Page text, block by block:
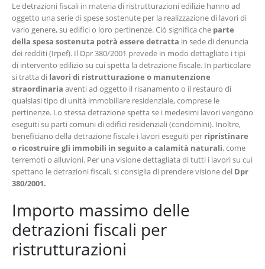
Le detrazioni fiscali in materia di ristrutturazioni edilizie hanno ad
oggetto una serie di spese sostenute per la realizzazione di lavori di
vario genere, su edifici o loro pertinenze. Ciò significa che parte
della spesa sostenuta potrà essere detratta in sede di denuncia
dei redditi (Irpef). Il Dpr 380/2001 prevede in modo dettagliato i tipi
di intervento edilizio su cui spetta la detrazione fiscale. In particolare
si tratta di lavori di ristrutturazione o manutenzione
straordinaria aventi ad oggetto il risanamento o il restauro di
qualsiasi tipo di unità immobiliare residenziale, comprese le
pertinenze. Lo stessa detrazione spetta se i medesimi lavori vengono
eseguiti su parti comuni di edifici residenziali (condomini). Inoltre,
beneficiano della detrazione fiscale i lavori eseguiti per ripristinare
o ricostruire gli immobili in seguito a calamità naturali, come
terremoti o alluvioni. Per una visione dettagliata di tutti i lavori su cui
spettano le detrazioni fiscali, si consiglia di prendere visione del Dpr
380/2001.
Importo massimo delle
detrazioni fiscali per
ristrutturazioni